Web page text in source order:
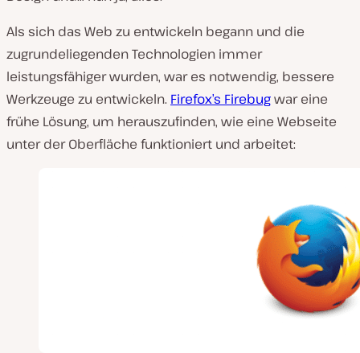
Als sich das Web zu entwickeln begann und die
zugrundeliegenden Technologien immer
leistungsfähiger wurden, war es notwendig, bessere
Werkzeuge zu entwickeln. Firefox’s Firebugwar eine
frühe Lösung, um herauszufinden, wie eine Webseite
unter der Oberfläche funktioniert und arbeitet: